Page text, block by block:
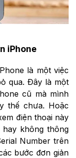
iPhone
là một việc
qua. Đây là một
cũ mà mình
thế chưa. Hoặc
điện thoại này
không thông
Number trên
bước đơn giản